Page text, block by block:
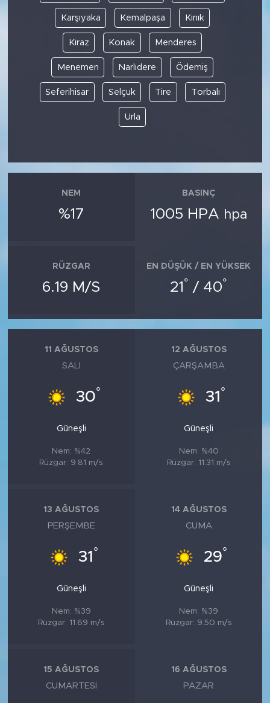
Karşıyaka Kemalpaşa Kınık
Kiraz Konak Menderes
Menemen Narlıdere Ödemiş
Seferihisar Selçuk Tire Torbalı
Urla
NEM
%17
BASINÇ
1005 HPA hpa
RÜZGAR
6.19 M/S
EN DÜŞÜK / EN YÜKSEK
21 ° / 40°
11 AĞUSTOS
SALI
30°
Güneşli
Nem: %42
Rüzgar: 9.81 m/s
12 AĞUSTOS
ÇARŞAMBA
31 °
Güneşli
Nem: %40
Rüzgar: 11.31 m/s
13 AĞUSTOS
PERŞEMBE
31 °
Güneşli
Nem: %39
Rüzgar: 11.69 m/s
14 AĞUSTOS
CUMA
29°
Güneşli
Nem: %39
Rüzgar: 9.50 m/s
15 AĞUSTOS
CUMARTESI
16 AĞUSTOS
PAZAR